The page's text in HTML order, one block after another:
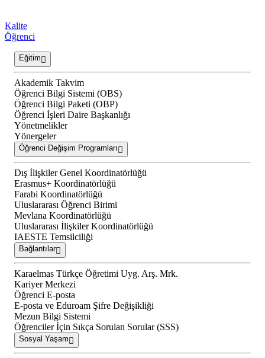
Kalite
Öğrenci
Eğitim
Akademik Takvim
Öğrenci Bilgi Sistemi (OBS)
Öğrenci Bilgi Paketi (OBP)
Öğrenci İşleri Daire Başkanlığı
Yönetmelikler
Yönergeler
Öğrenci Değişim Programları
Dış İlişkiler Genel Koordinatörlüğü
Erasmus+ Koordinatörlüğü
Farabi Koordinatörlüğü
Uluslararası Öğrenci Birimi
Mevlana Koordinatörlüğü
Uluslararası İlişkiler Koordinatörlüğü
IAESTE Temsilciliği
Bağlantılar
Karaelmas Türkçe Öğretimi Uyg. Arş. Mrk.
Kariyer Merkezi
Öğrenci E-posta
E-posta ve Eduroam Şifre Değişikliği
Mezun Bilgi Sistemi
Öğrenciler İçin Sıkça Sorulan Sorular (SSS)
Sosyal Yaşam